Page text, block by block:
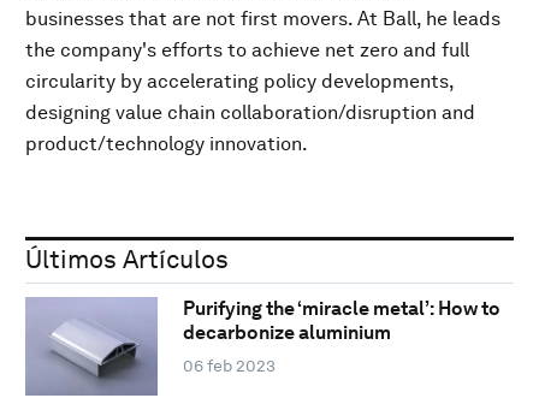
businesses that are not first movers. At Ball, he leads
the company's efforts to achieve net zero and full
circularity by accelerating policy developments,
designing value chain collaboration/disruption and
product/technology innovation.
Últimos Artículos
Purifying the ‘miracle metal’: How to
decarbonize aluminium
06 feb 2023